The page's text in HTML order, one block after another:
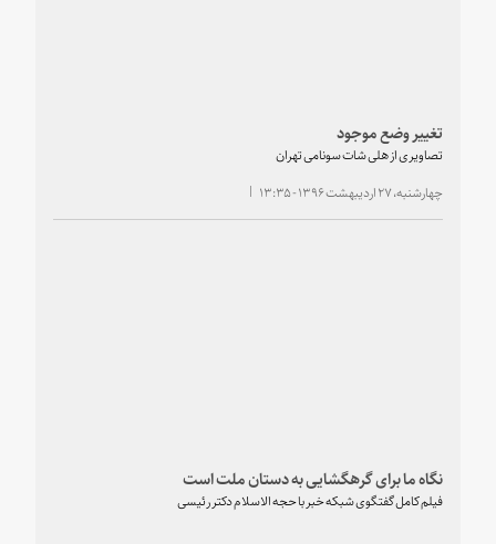
تغییر وضع موجود
تصاویری از هلی شات سونامی تهران
چهارشنبه، ۲۷ اردیبهشت ۱۳۹۶ - ۱۳:۳۵
نگاه ما برای گرهگشایی به دستان ملت است
فیلم کامل گفتگوی شبکه خبر با حجه الاسلام دکتر رئیسی